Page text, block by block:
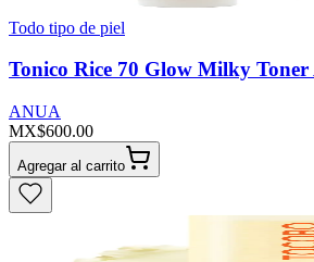
Todo tipo de piel
Tonico Rice 70 Glow Milky
ANUA
MX$600.00
Agregar al carrito